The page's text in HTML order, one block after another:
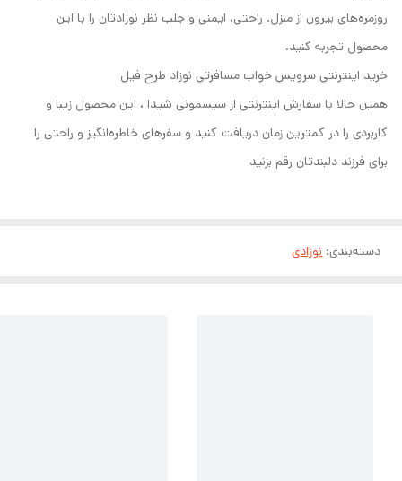
روزمره‌های بیرون از منزل. راحتی، ایمنی و جلب نظر نوزادتان را با این
محصول تجربه کنید.
خرید اینترنتی سرویس خواب مسافرتی نوزاد طرح فیل
همین حالا با سفارش اینترنتی از سیسمونی شیدا ، این محصول زیبا و
کاربردی را در کمترین زمان دریافت کنید و سفرهای خاطره‌انگیز و راحتی را
برای فرزند دلبندتان رقم بزنید
دسته‌بندی: نوزادی